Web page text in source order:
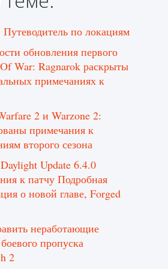
заклинание Крист в
1 393 0
по локациям
обновления первого
War: Ragnarok раскрыты
примечаниях к
2 и Warzone 2:
примечания к
второго сезона
Update 6.4.0
к патчу Подробная
о новой главе, Forged
неработающие
пропуска
2